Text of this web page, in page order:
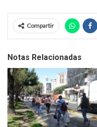
Compartir
Notas Relacionadas